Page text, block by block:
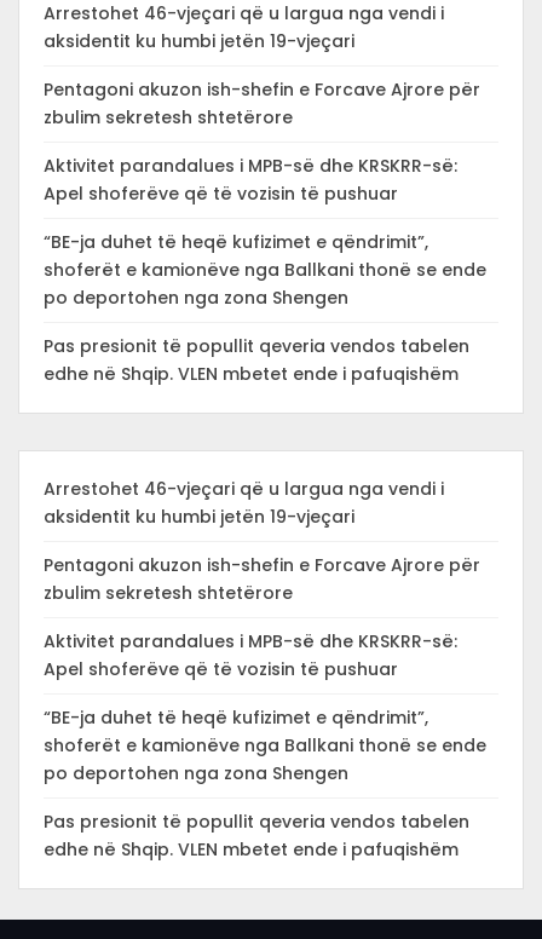
Arrestohet 46-vjeçari që u largua nga vendi i
aksidentit ku humbi jetën 19-vjeçari
Pentagoni akuzon ish-shefin e Forcave Ajrore për
zbulim sekretesh shtetërore
Aktivitet parandalues i MPB-së dhe KRSKRR-së:
Apel shoferëve që të vozisin të pushuar
“BE-ja duhet të heqë kufizimet e qëndrimit”,
shoferët e kamionëve nga Ballkani thonë se ende
po deportohen nga zona Shengen
Pas presionit të popullit qeveria vendos tabelen
edhe në Shqip. VLEN mbetet ende i pafuqishëm
Arrestohet 46-vjeçari që u largua nga vendi i
aksidentit ku humbi jetën 19-vjeçari
Pentagoni akuzon ish-shefin e Forcave Ajrore për
zbulim sekretesh shtetërore
Aktivitet parandalues i MPB-së dhe KRSKRR-së:
Apel shoferëve që të vozisin të pushuar
“BE-ja duhet të heqë kufizimet e qëndrimit”,
shoferët e kamionëve nga Ballkani thonë se ende
po deportohen nga zona Shengen
Pas presionit të popullit qeveria vendos tabelen
edhe në Shqip. VLEN mbetet ende i pafuqishëm